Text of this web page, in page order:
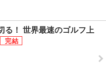
る！ 世界最速のゴルフ上